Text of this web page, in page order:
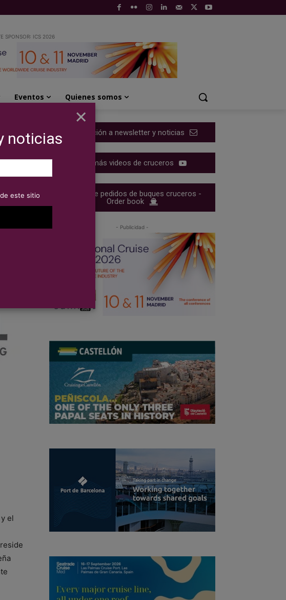
SPONSOR: ICS 2026
Eventos Quienes somos
en
el
Suscripción a newsletter y noticias
Ver más videos de cruceros
Cartera de pedidos de buques cruceros -
Order book
- Publicidad -
×
noticias
este sitio